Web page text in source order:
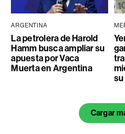
ARGENTINA
La petrolera de Harold
Hamm busca ampliar su
apuesta por Vaca
Muerta en Argentina
Cargar